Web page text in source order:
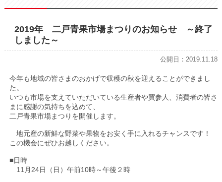
2019年 二戸青果市場まつりのお知らせ ～終了
しました～
公開日：2019.11.18
今年も地域の皆さまのおかげで収穫の秋を迎えることができまし
た。
いつも市場を支えていただいている生産者や買参人、消費者の皆さ
まに感謝の気持ちを込めて、
二戸青果市場まつりを開催します。
地元産の新鮮な野菜や果物をお安く手に入れるチャンスです！
この機会にぜひお越しください。
■日時
11月24日（日）午前10時～午後２時